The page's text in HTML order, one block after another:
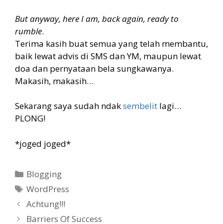
But anyway, here I am, back again, ready to
rumble.
Terima kasih buat semua yang telah membantu,
baik lewat advis di SMS dan YM, maupun lewat
doa dan pernyataan bela sungkawanya.
Makasih, makasih…
Sekarang saya sudah ndaksembelit lagi…
PLONG!
*joged joged*
Categories
Blogging
Tags
WordPress
Achtung!!!
Barriers Of Success